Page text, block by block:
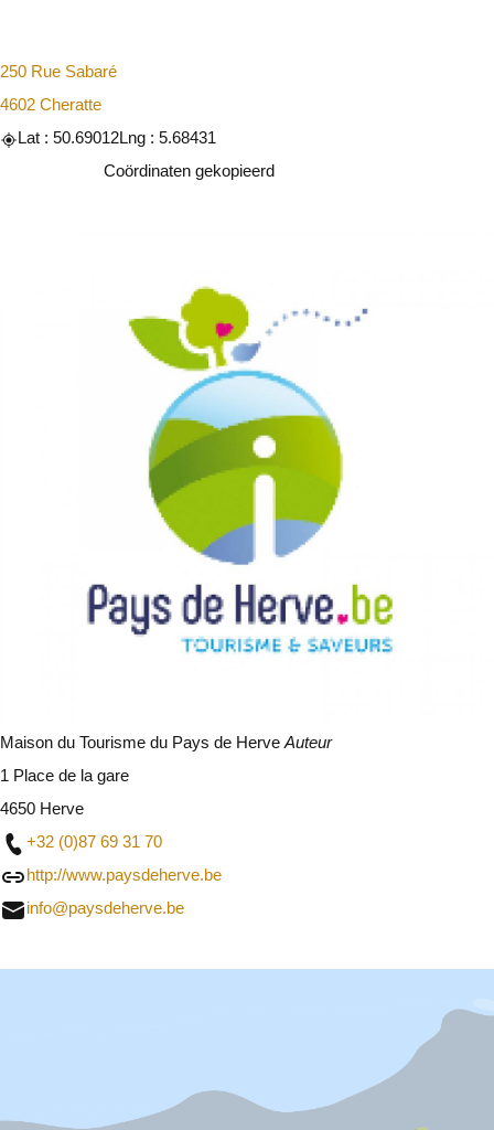
250 Rue Sabaré
4602 Cheratte
Lat : 50.69012Lng : 5.68431
Coördinaten gekopieerd
Maison du Tourisme du Pays de HerveAuteur
1 Place de la gare
4650 Herve
+32 (0)87 69 31 70
http://www.paysdeherve.be
info@paysdeherve.be